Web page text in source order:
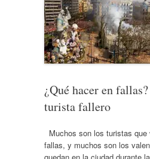
¿Qué hacer en
turista fallero
Muchos son los turistas
fallas, y muchos son los
quedan en la ciudad durante